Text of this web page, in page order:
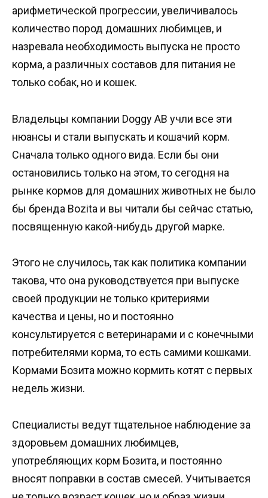
арифметической прогрессии, увеличивалось
количество пород домашних любимцев, и
назревала необходимость выпуска не просто
корма, а различных составов для питания не
только собак, но и кошек.
Владельцы компании Doggy AB учли все эти
нюансы и стали выпускать и кошачий корм.
Сначала только одного вида. Если бы они
остановились только на этом, то сегодня на
рынке кормов для домашних животных не было
бы бренда Bozita и вы читали бы сейчас статью,
посвященную какой-нибудь другой марке.
Этого не случилось, так как политика компании
такова, что она руководствуется при выпуске
своей продукции не только критериями
качества и цены, но и постоянно
консультируется с ветеринарами и с конечными
потребителями корма, то есть самими кошками.
Кормами Бозита можно кормить котят с первых
недель жизни.
Специалисты ведут тщательное наблюдение за
здоровьем домашних любимцев,
употребляющих корм Бозита, и постоянно
вносят поправки в состав смесей. Учитывается